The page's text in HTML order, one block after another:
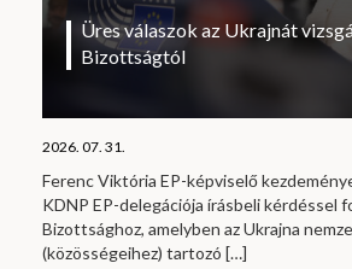
Üres válaszok az Ukrajnát
Bizottságtól
2026. 07. 31.
Ferenc Viktória EP-képviselő
KDNP EP-delegációja írásbeli kérdéssel
Bizottsághoz, amelyben az Ukrajna
(közösségeihez) tartozó […]